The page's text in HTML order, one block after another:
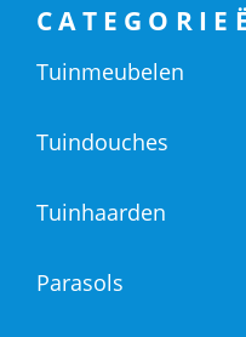
Tuinmeubelen
Tuindouches
Tuinhaarden
Parasols